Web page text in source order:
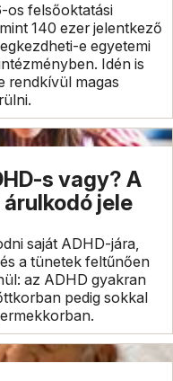
os felsőoktatási
140 ezer jelentkező
e egyetemi
Idén is
rendkívül magas
s vagy? A
jele
saját ADHD-jára,
a tünetek feltűnően
az ADHD gyakran
pedig sokkal